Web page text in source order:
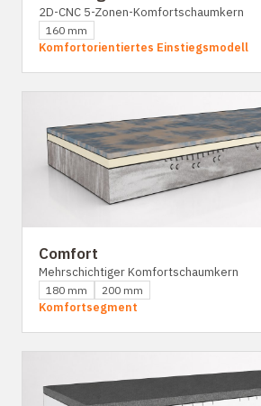
2D-CNC 5-Zonen-Komfortschaumkern
160 mm
Komfortorientiertes Einstiegsmodell
Comfort
Mehrschichtiger Komfortschaumkern
180 mm 200 mm
Komfortsegment